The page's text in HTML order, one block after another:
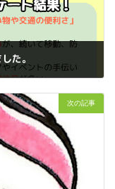
た。
次の記事